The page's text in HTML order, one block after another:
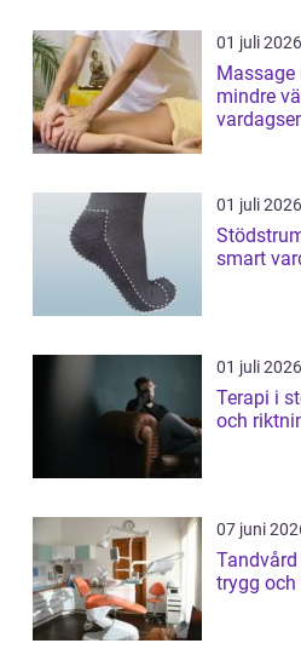
01 juli 2026
Massage i
mindre
01 juli 2026
Stödstrumpor
smart
01 juli 2026
Terapi i
och
07 juni
Tandvård i
trygg